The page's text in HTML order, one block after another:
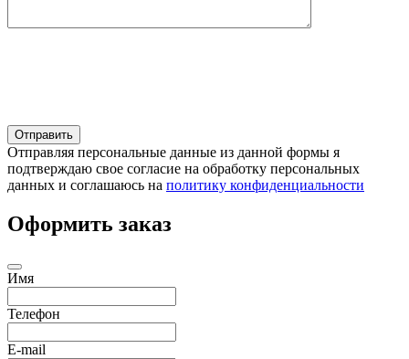
Отправляя персональные данные из данной формы я
подтверждаю свое согласие на обработку персональных
данных и соглашаюсь на политику конфиденциальности
Оформить заказ
Имя
Телефон
E-mail